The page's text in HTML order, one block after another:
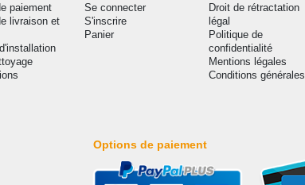
paiement
livraison et
Se connecter
S'inscrire
Panier
Droit de rétractation
légal
Politique de
confidentialité
Mentions légales
Conditions générales
Options de paiement